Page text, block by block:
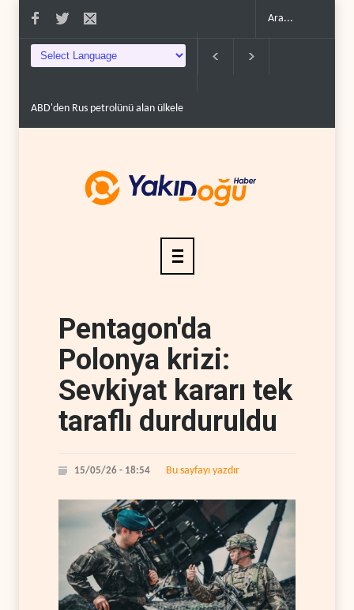
100'e varan g�.. Demokratlar Trump için azil süreci yerine soruşturma
Pentagon'da
Polonya krizi:
Sevkiyat kararı tek
taraflı durduruldu
15/05/26 - 18:54 Bu sayfayı yazdır